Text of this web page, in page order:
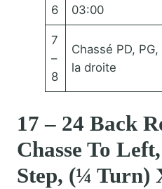
6
03:00
7
–
8
Chassé PD,
la droite
17 – 24 Back
Chasse To
Step, (¼ Turn)